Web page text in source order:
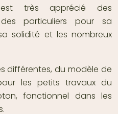
très apprécié des
particuliers pour sa
solidité et les nombreux
différentes, du modèle de
les petits travaux du
fonctionnel dans les